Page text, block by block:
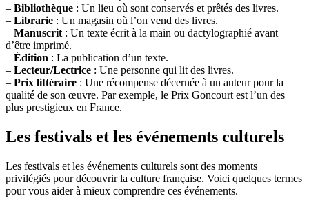
– Bibliothèque : Un lieu où sont conservés et prêtés des livres.
– Librarie : Un magasin où l’on vend des livres.
– Manuscrit : Un texte écrit à la main ou dactylographié avant
d’être imprimé.
– Édition : La publication d’un texte.
– Lecteur/Lectrice : Une personne qui lit des livres.
– Prix littéraire : Une récompense décernée à un auteur pour la
qualité de son œuvre. Par exemple, le Prix Goncourt est l’un des
plus prestigieux en France.
Les festivals et les événements culturels
Les festivals et les événements culturels sont des moments
privilégiés pour découvrir la culture française. Voici quelques termes
pour vous aider à mieux comprendre ces événements.